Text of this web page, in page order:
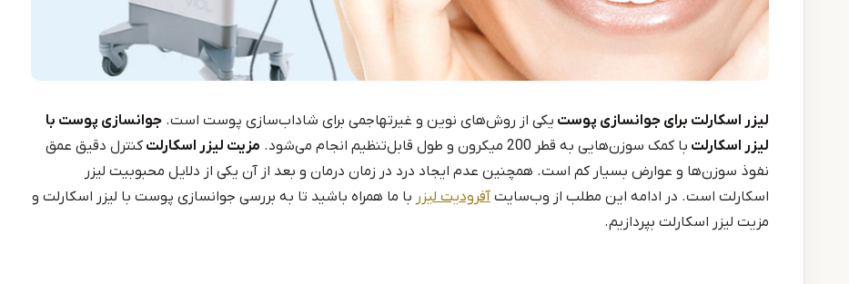
لیزر اسکارلت برای جوانسازی پوست یکی از روش‌های نوین و غیرتهاجمی برای شاداب‌سازی پوست است.جوانسازی پوست با
لیزر اسکارلت با کمک سوزن‌هایی به قطر 200 میکرون و طول قابل‌تنظیم انجام می‌شود. مزیت لیزر اسکارلتکنترل دقیق عمق
نفوذ سوزن‌ها و عوارض بسیار کم است. همچنین عدم ایجاد درد در زمان درمان و بعد از آن یکی از دلایل محبوبیت لیزر
اسکارلت است. در ادامه این مطلب از وب‌سایتآفرودیت لیزر با ما همراه باشید تا به بررسی جوانسازی پوست با لیزر اسکارلت و
مزیت لیزر اسکارلت بپردازیم.